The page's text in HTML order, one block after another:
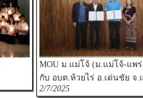
MOU ม.แม่โจ้ (ม.แม่โจ้-แพ
กับ อบต.ห้วยไร่ อ.เด่นชัย จ.
2/7/2025